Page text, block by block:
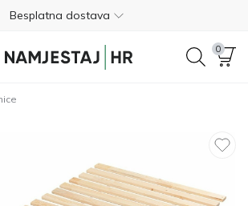
Besplatna dostava
potrebno plaćanje unaprijed
Besplatna dostava
potrebno plaćanje unaprijed
0